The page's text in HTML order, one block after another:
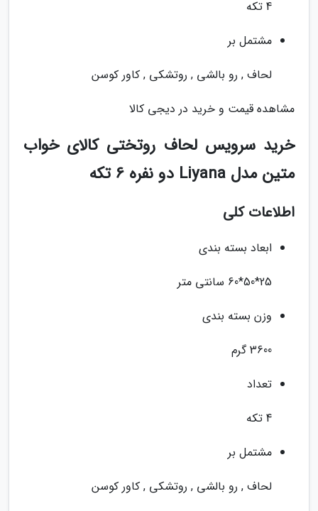
4 تکه
مشتمل بر
لحاف , رو بالشی , روتشکی , کاور کوسن
مشاهده قیمت و خرید در دیجی کالا
خرید سرویس لحاف روتختی کالای خواب
متین مدل Liyana دو نفره 6 تکه
اطلاعات کلی
ابعاد بسته بندی
25*50*60 سانتی متر
وزن بسته بندی
3600 گرم
تعداد
4 تکه
مشتمل بر
لحاف , رو بالشی , روتشکی , کاور کوسن